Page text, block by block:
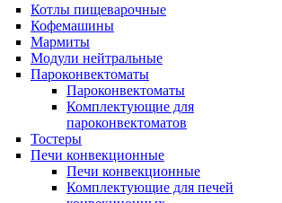
Котлы пищеварочные
Кофемашины
Мармиты
Модули нейтральные
Пароконвектоматы
Пароконвектоматы
Комплектующие для
пароконвектоматов
Тостеры
Печи конвекционные
Печи конвекционные
Комплектующие для печей